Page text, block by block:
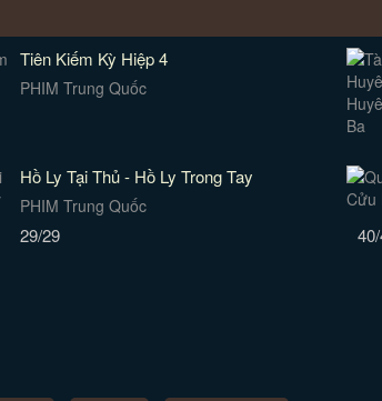
Tiên Kiếm Kỳ Hiệp 4
PHIM Trung Quốc
Hồ Ly Tại Thủ - Hồ Ly Trong Tay
PHIM Trung Quốc
29/29